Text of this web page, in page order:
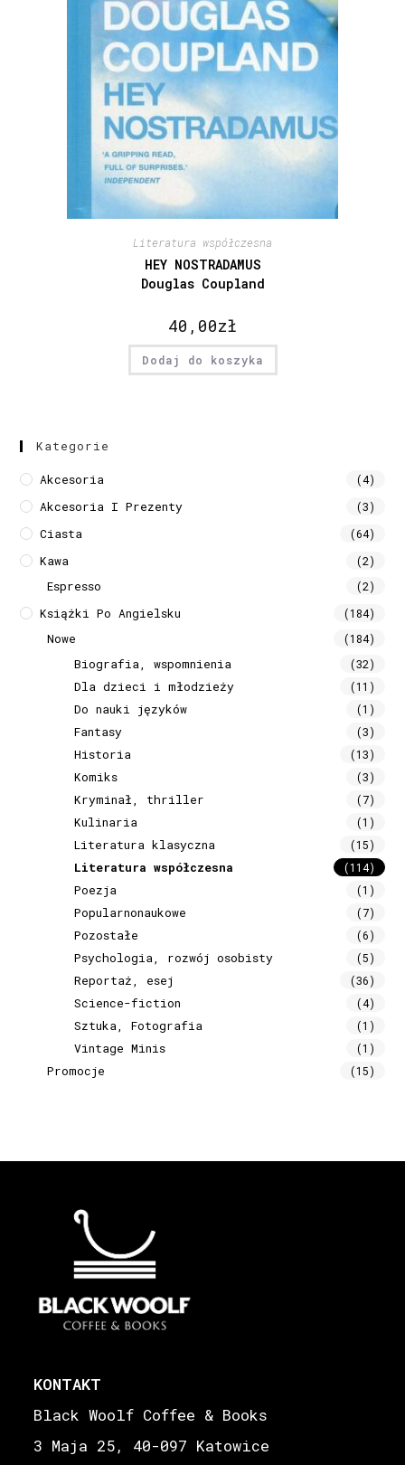
Literatura współczesna
HEY NOSTRADAMUS
Douglas Coupland
40,00zł
Dodaj do koszyka
Kategorie
Akcesoria (4)
Akcesoria I Prezenty (3)
Ciasta (64)
Kawa (2)
Espresso (2)
Książki Po Angielsku (184)
Nowe (184)
Biografia, wspomnienia (32)
Dla dzieci i młodzieży (11)
Do nauki języków (1)
Fantasy (3)
Historia (13)
Komiks (3)
Kryminał, thriller (7)
Kulinaria (1)
Literatura klasyczna (15)
Literatura współczesna (114)
Poezja (1)
Popularnonaukowe (7)
Pozostałe (6)
Psychologia, rozwój osobisty (5)
Reportaż, esej (36)
Science-fiction (4)
Sztuka, Fotografia (1)
Vintage Minis (1)
Promocje (15)
KONTAKT
Black Woolf Coffee & Books
3 Maja 25, 40-097 Katowice